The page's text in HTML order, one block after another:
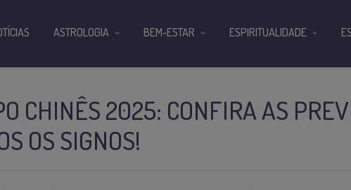
CHINÊS 2025: CONFIRA AS
OS SIGNOS!
ASTROLOGIA BEM-ESTAR ESPIRITUALIDADE